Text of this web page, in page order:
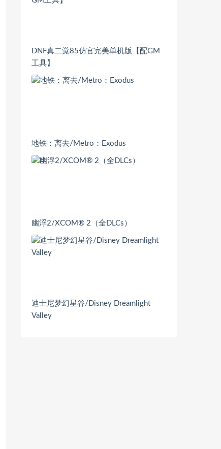
DNF真二觉85仿官完美单机版【配GM
工具】
地铁：离去/Metro：Exodus
幽浮2/XCOM® 2（全DLCs）
迪士尼梦幻星谷/Disney Dreamlight
Valley